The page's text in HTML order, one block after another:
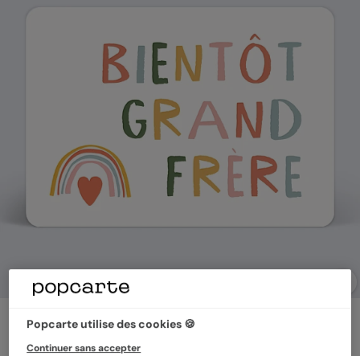
Carte annonce grossesse
Frère
Popcarte utilise des cookies 🍪
Continuer sans accepter